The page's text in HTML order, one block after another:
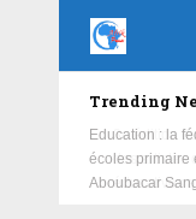
Trending
Education : la
écoles primaire
Aboubacar